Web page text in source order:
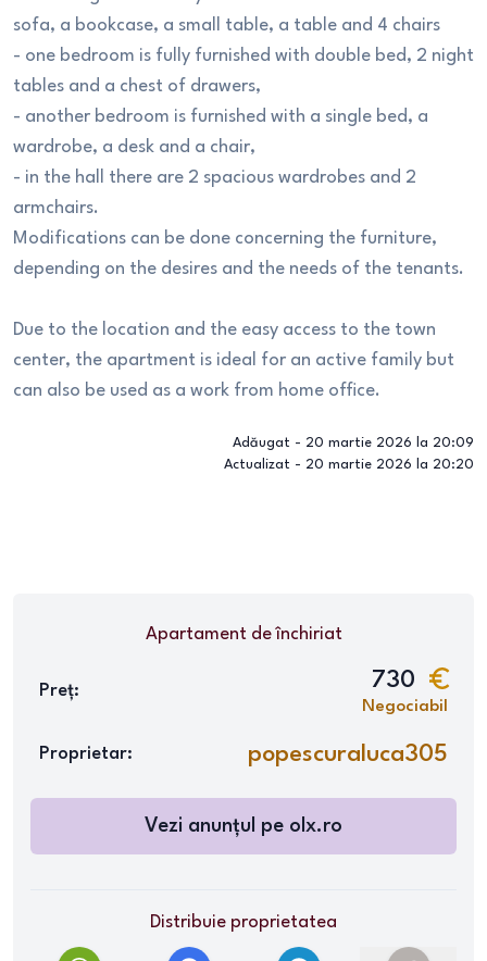
sofa, a bookcase, a small table, a table and 4 chairs
- one bedroom is fully furnished with double bed, 2 night
tables and a chest of drawers,
- another bedroom is furnished with a single bed, a
wardrobe, a desk and a chair,
- in the hall there are 2 spacious wardrobes and 2
armchairs.
Modifications can be done concerning the furniture,
depending on the desires and the needs of the tenants.
Due to the location and the easy access to the town
center, the apartment is ideal for an active family but
can also be used as a work from home office.
Adăugat - 20 martie 2026 la 20:09
Actualizat - 20 martie 2026 la 20:20
Apartamentde închiriat
Preț: 730
Negociabil
Proprietar: popescuraluca305
Vezi anunțul pe olx.ro
Distribuie proprietatea